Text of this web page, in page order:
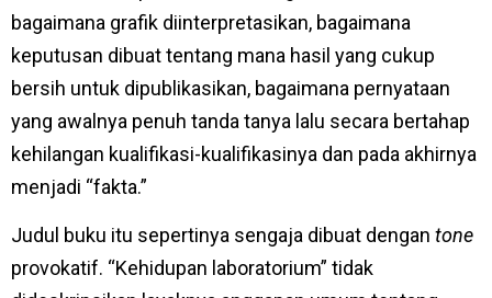
bagaimana grafik diinterpretasikan, bagaimana
keputusan dibuat tentang mana hasil yang cukup
bersih untuk dipublikasikan, bagaimana pernyataan
yang awalnya penuh tanda tanya lalu secara bertahap
kehilangan kualifikasi-kualifikasinya dan pada akhirnya
menjadi “fakta.”
Judul buku itu sepertinya sengaja dibuat dengan tone
provokatif. “Kehidupan laboratorium” tidak